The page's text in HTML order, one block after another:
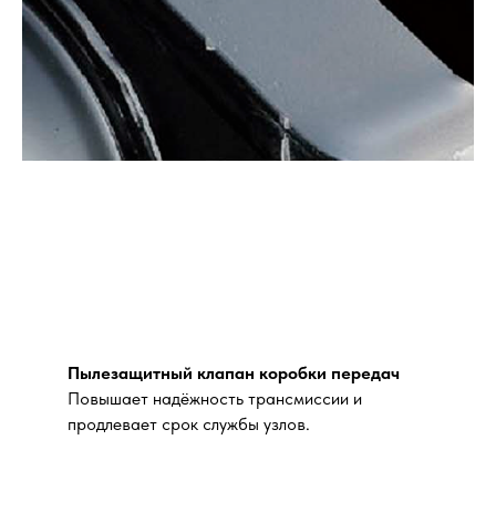
Пылезащитный клапан коробки передач
Повышает надёжность трансмиссии и
продлевает срок службы узлов.